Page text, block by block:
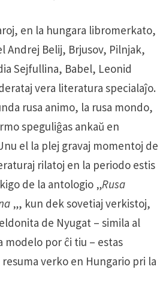
en la hungara libromerkato,
Andrej Belij, Brjusov, Pilnjak,
Sejfullina, Babel, Leonid
vera literatura specialaĵo.
rusa animo, la rusa mondo,
speguliĝas ankaŭ en
el la plej gravaj momentoj de
rilatoj en la periodo estis
de la antologio „Rusa
„, kun dek sovetiaj verkistoj,
de Nyugat – simila al
modelo por ĉi tiu – estas
verko en Hungario pri la